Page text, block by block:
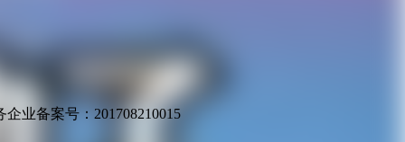
业备案号：201708210015